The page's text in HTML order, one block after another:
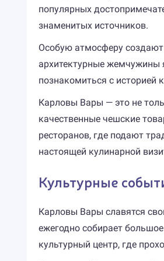
популярных
знаменитых источников.
Особую атмосферу
архитектурные жемчужины
познакомиться с историей
Карловы Вары — это не
качественные чешские
ресторанов, где подают
настоящей кулинарной
Культурные
Карловы Вары славятся
ежегодно собирает
культурный центр, где